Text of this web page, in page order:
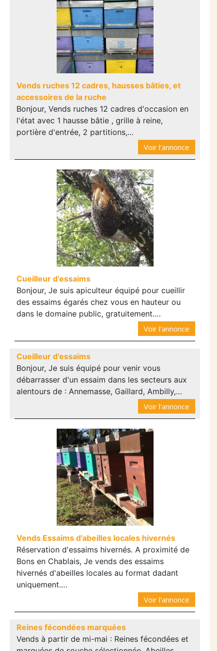
Vends ruches 12 cadres, hausses bâties, et
accessoires de la ruche
Bonjour, Vends ruches 12 cadres d'occasion en
l'état avec 1 hausse bâtie , grille à reine,
portière d'entrée, 2 partitions,…
Voir l'annonce
Cueilleur d'essaims
Bonjour, Je suis apiculteur équipé pour cueillir
des essaims égarés chez vous en hauteur ou
dans le domaine public, gratuitement.…
Voir l'annonce
Cueilleur d'essaims
Bonjour, Je suis équipé pour venir vous
débarrasser d'un essaim dans les secteurs aux
alentours de : Annemasse, Gaillard, Ambilly,…
Voir l'annonce
Vends Essaims d'abeilles locales hivernés
Réservation d'essaims hivernés. A proximité de
Bons en Chablais, Je vends des essaims
hivernés d'abeilles locales au format dadant
uniquement.…
Voir l'annonce
Reines fécondées marquées
Vends à partir de mi-mai : Reines fécondées et